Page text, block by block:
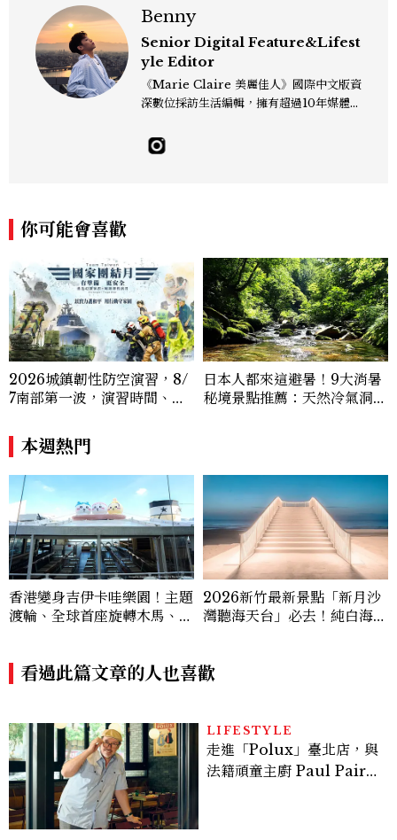
Benny
Senior Digital Feature&Lifest
yle Editor
《Marie Claire 美麗佳人》國際中文版資
深數位採訪生活編輯，擁有超過10年媒體與
飯店、奢華旅宿、旅遊景點、航空等領域，
另涉獵3C家電、居家生活範疇，具備實測
pella、Mandarin Oriental、JOAL
I、Raffles、Banyan Tree、IHG、Ma
rriott等頂級飯店集團。 策劃並執行超過7
0篇深度專題「MC開房間」、260 篇以上
「玩咖懶人包」盤點類文章，致力用專業視
角提供讀者最新話題、兼具風格與實用的高
品質生活旅遊靈感內容。 Contact：ben
ny_yang@mctw.com.tw
你可能會喜歡
2026城鎮韌性防空演習，8/
7南部第一波，演習時間、可
日本人都來這避暑！9大消暑
秘境景點推薦：天然冷氣洞
本週熱門
香港變身吉伊卡哇樂園！主題
渡輪、全球首座旋轉木馬、限
2026新竹最新景點「新月沙
灣聽海天台」必去！純白海景
看過此篇文章的人也喜歡
LIFESTYLE
走進「Polux」臺北店，與
法籍頑童主廚 Paul Pairet